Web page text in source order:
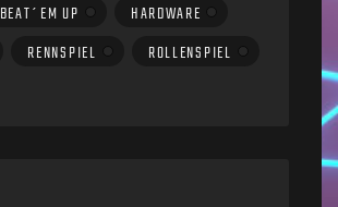
BEAT´EM UP
HARDWARE
RENNSPIEL
ROLLENSPIEL